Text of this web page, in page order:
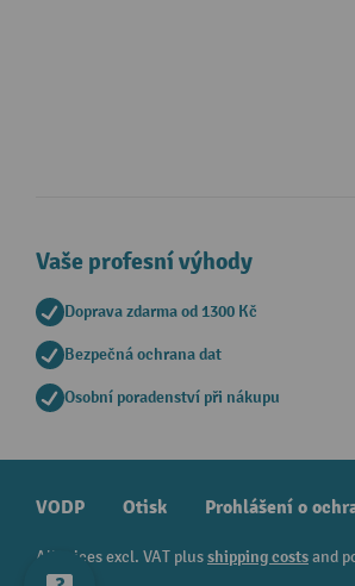
Vaše profesní výhody
Doprava zdarma od 1300 Kč
Bezpečná ochrana dat
Osobní poradenství při nákupu
VODP Otisk Prohlášení o
All prices excl. VAT plusshipping costsand